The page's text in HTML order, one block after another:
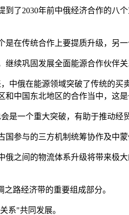
了2030年前中俄经济合作的八
在传统合作上要提质升级，另一
续巩固发展全面能源合作伙伴关
中俄在能源领域突破了传统的
中国东北地区的合作当中，这是
是一个重大突破，有助于推动经
参与的三方机制统筹协作及中蒙
之间的物流体系升级将带来极
路经济带的重要组成部分。
系"共同发展。